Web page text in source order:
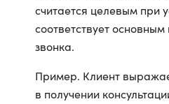
считается целевым при
соответствует
звонка.
Пример. Клиент
в получении